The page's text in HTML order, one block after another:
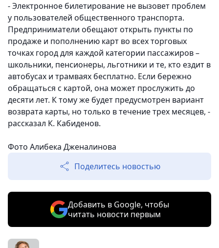
- Электронное билетирование не вызовет проблем
у пользователей общественного транспорта.
Предприниматели обещают открыть пункты по
продаже и пополнению карт во всех торговых
точках город для каждой категории пассажиров –
школьники, пенсионеры, льготники и те, кто ездит в
автобусах и трамваях бесплатно. Если бережно
обращаться с картой, она может прослужить до
десяти лет. К тому же будет предусмотрен вариант
возврата карты, но только в течение трех месяцев, -
рассказал К. Кабиденов.
Фото Алибека Дженалинова
Поделитесь новостью
Добавить в Google, чтобы
читать новости первым